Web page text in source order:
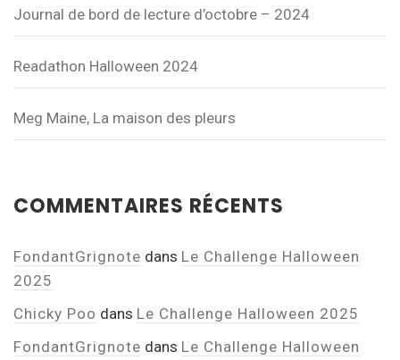
Journal de bord de lecture d’octobre – 2024
Readathon Halloween 2024
Meg Maine, La maison des pleurs
COMMENTAIRES RÉCENTS
FondantGrignote dans Le Challenge Halloween
2025
Chicky Poo dans Le Challenge Halloween 2025
FondantGrignote dans Le Challenge Halloween